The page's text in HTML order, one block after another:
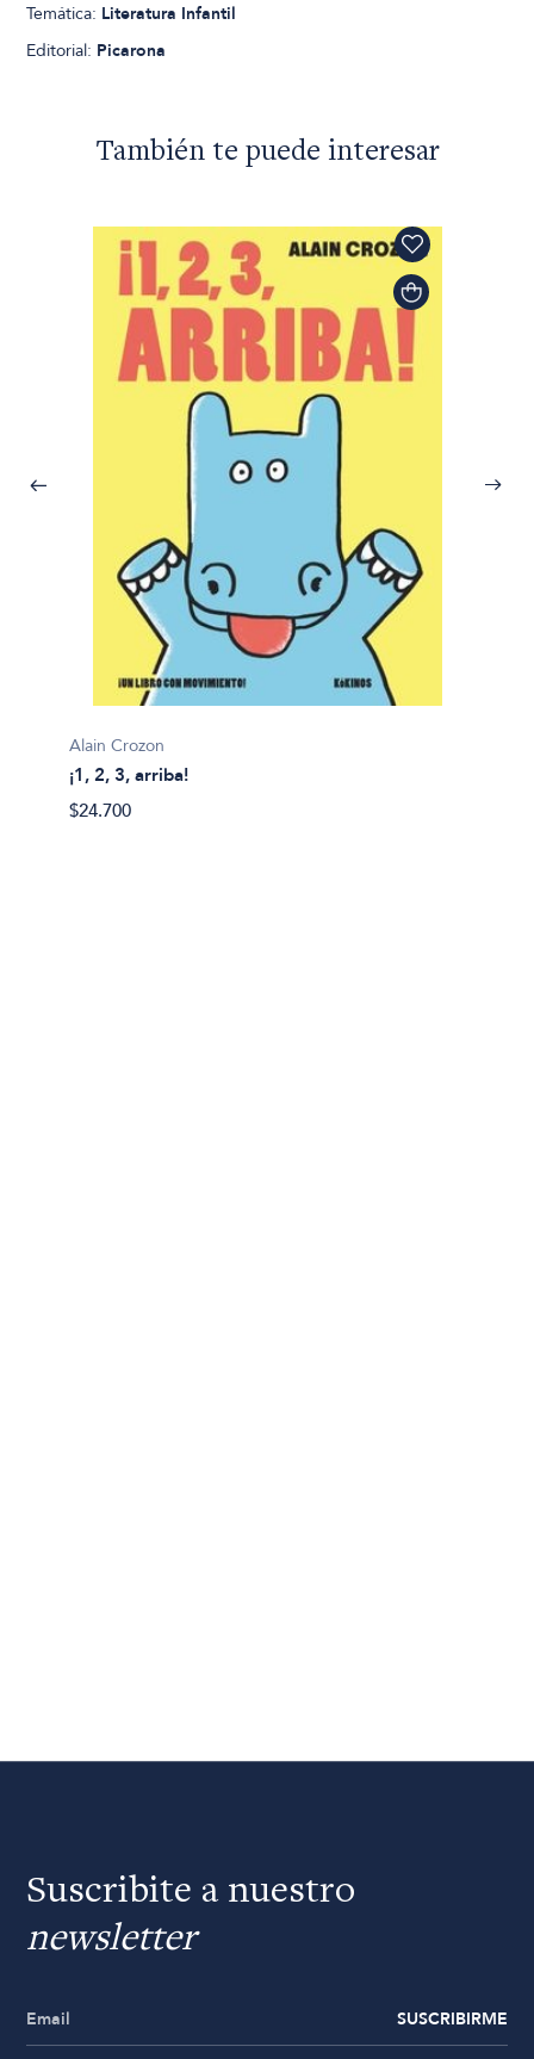
Temática: Literatura Infantil
Editorial: Picarona
También te puede interesar
Alain Crozon
¡1, 2, 3, arriba!
$24.700
Suscribite a nuestro
newsletter
SUSCRIBIRME